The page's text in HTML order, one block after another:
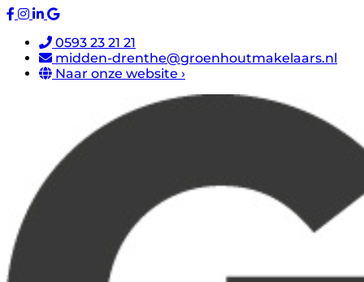
0593 23 21 21
midden-drenthe@groenhoutmakelaars.nl
Naar onze website ›